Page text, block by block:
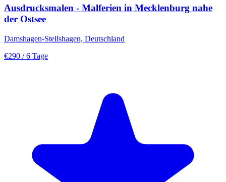
Ausdrucksmalen - Malferien in Mecklenburg nahe
der Ostsee
Damshagen-Stellshagen, Deutschland
€290 / 6 Tage